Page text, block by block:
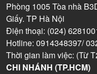
Phòng 1005 Tòa nhà
Giấy. TP Hà Nội
Điện thoại: (024)
Hotline: 0914348397/
Thời gian làm việc: (Từ
CHI NHÁNH (TP.HCM)